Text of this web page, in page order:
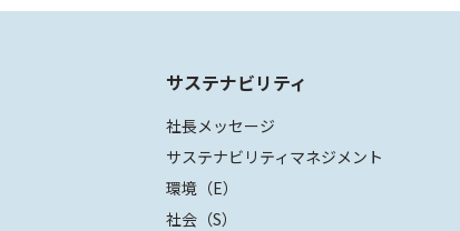
サステナビリティ
社長メッセージ
サステナビリティマネジメント
環境（E）
社会（S）